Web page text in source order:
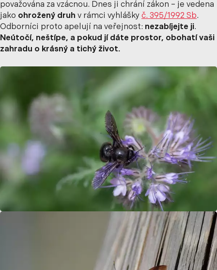
považována za vzácnou. Dnes ji chrání zákon – je vedena
jako ohrožený druh v rámci vyhlášky č. 395/1992 Sb.
Odborníci proto apelují na veřejnost: nezabíjejte ji.
Neútočí, neštípe, a pokud jí dáte prostor, obohatí vaši
zahradu o krásný a tichý život.